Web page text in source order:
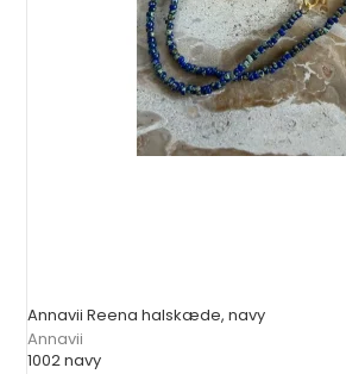
Annavii Reena halskæde, navy
Annavii
1002 navy